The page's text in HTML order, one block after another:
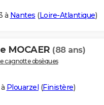
à Nantes (Loire-Atlantique)
MOCAER (88 ans)
cagnotte obsèques
Plouarzel (Finistère)